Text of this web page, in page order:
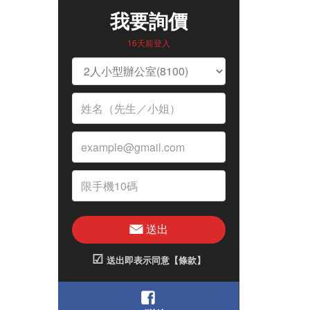
我要詢價
16天前登入
送出
☑ 送出即表示同意【條款】